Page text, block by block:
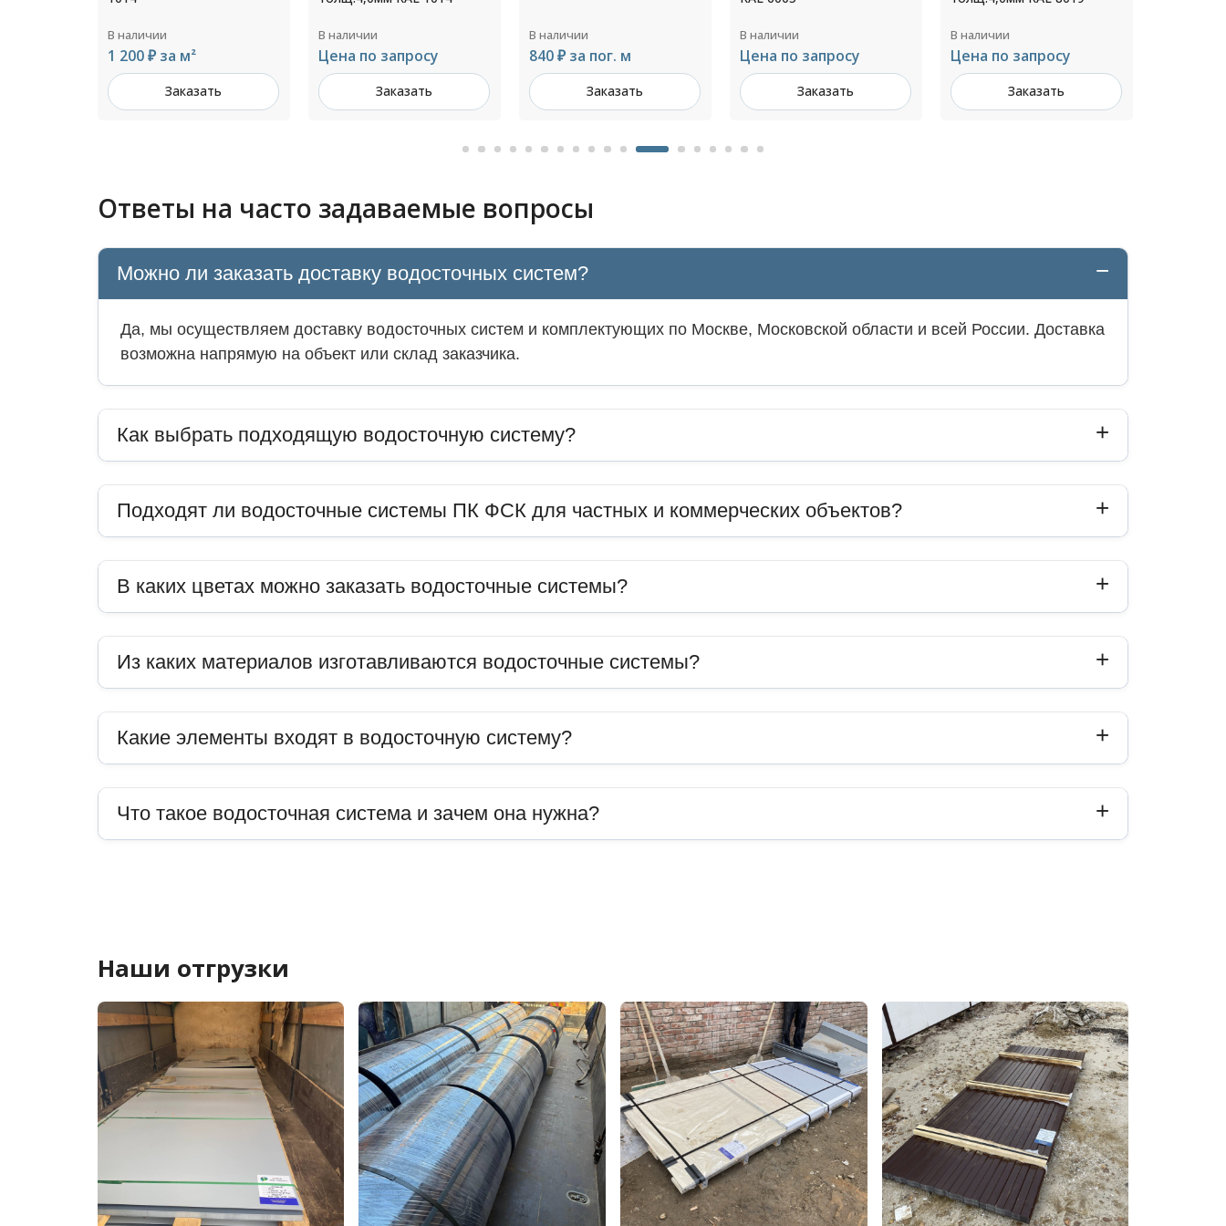
В наличии
Цена по запросу
Заказать
В наличии
840 ₽ за пог. м
Заказать
В наличии
Цена по запросу
Заказать
В наличии
Цена по запросу
Заказать
В наличии
2 535 ₽ за шт
Заказать
Ответы на часто задаваемые вопросы
Можно ли заказать доставку водосточных систем?
Да, мы осуществляем доставку водосточных систем и комплектующих по Москве, Московской области и всей России. Доставка
возможна напрямую на объект или склад заказчика.
Как выбрать подходящую водосточную систему?
Подходят ли водосточные системы ПК ФСК для частных и коммерческих объектов?
В каких цветах можно заказать водосточные системы?
Из каких материалов изготавливаются водосточные системы?
Какие элементы входят в водосточную систему?
Что такое водосточная система и зачем она нужна?
Наши отгрузки